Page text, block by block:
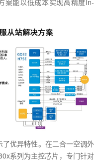
优异特性。在二合一空调外
系列为主控芯片，专门针对